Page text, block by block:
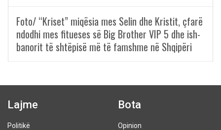
Foto/ “Kriset” miqësia mes Selin dhe Kristit, çfarë
ndodhi mes fitueses së Big Brother VIP 5 dhe ish-
banorit të shtëpisë më të famshme në Shqipëri
Lajme
Politikë
Bota
Opinion